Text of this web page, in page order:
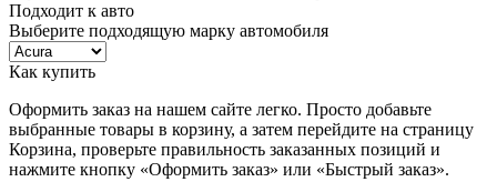
Подходит к авто
Выберите подходящую марку автомобиля
Как купить
Оформить заказ на нашем сайте легко. Просто добавьте
выбранные товары в корзину, а затем перейдите на страницу
Корзина, проверьте правильность заказанных позиций и
нажмите кнопку «Оформить заказ» или «Быстрый заказ».